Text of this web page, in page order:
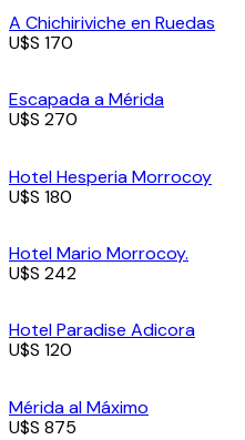
A Chichiriviche en Ruedas
U$S 170
Escapada a Mérida
U$S 270
Hotel Hesperia Morrocoy
U$S 180
Hotel Mario Morrocoy.
U$S 242
Hotel Paradise Adicora
U$S 120
Mérida al Máximo
U$S 875